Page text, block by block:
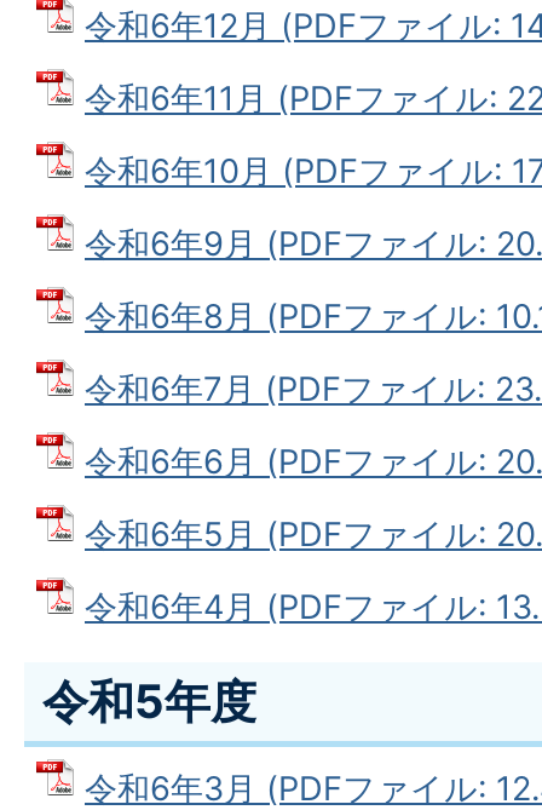
令和6年12月 (PDFファイル:
令和6年11月 (PDFファイル:
令和6年10月 (PDFファイル:
令和6年9月 (PDFファイル:
令和6年8月 (PDFファイル:
令和6年7月 (PDFファイル:
令和6年6月 (PDFファイル:
令和6年5月 (PDFファイル:
令和6年4月 (PDFファイル:
令和5年度
令和6年3月 (PDFファイル: